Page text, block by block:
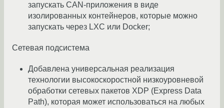
запускать CAN-приложения в виде
изолированных контейнеров, которые можно
запускать через LXC или Docker;
Сетевая подсистема
Добавлена универсальная реализация
технологии высокоскоростной низкоуровневой
обработки сетевых пакетов XDP (Express Data
Path), которая может использоваться на любых